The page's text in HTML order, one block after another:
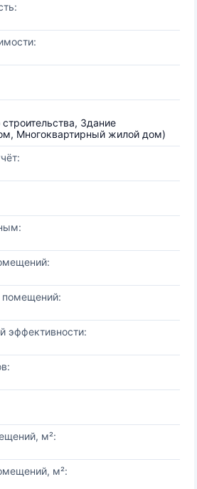
Здание
Многоквартирный жилой дом)
помещений:
эффективности:
м²:
м²: